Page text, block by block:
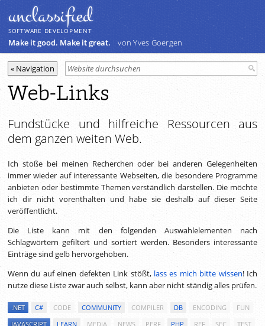
unclassiﬁed
SOFTWARE DEVELOPMENT
Make it good. Make it great. von Yves Goergen
Web-Links
Fundstücke und hilfreiche Ressourcen aus
dem ganzen weiten Web.
Ich stoße bei meinen Recherchen oder bei anderen Gelegenheiten
immer wieder auf interessante Webseiten, die besondere Programme
anbieten oder bestimmte Themen verständlich darstellen. Die möchte
ich dir nicht vorenthalten und habe sie deshalb auf dieser Seite
veröffentlicht.
Die Liste kann mit den folgenden Auswahlelementen nach
Schlagwörtern gefiltert und sortiert werden. Besonders interessante
Einträge sind gelb hervorgehoben.
Wenn du auf einen defekten Link stößt, lass es mich bitte wissen! Ich
nutze diese Liste zwar auch selbst, kann aber nicht ständig alles prüfen.
.NET C# CODE COMMUNITY COMPILER DB ENCODING
FUN
JAVASCRIPT
LEARN MEDIA NEWS PERF PHP REF SEC
TEST